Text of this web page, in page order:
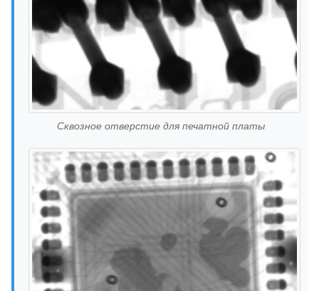
Сквозное отверстие для печатной платы